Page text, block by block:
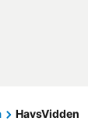
HavsVidden